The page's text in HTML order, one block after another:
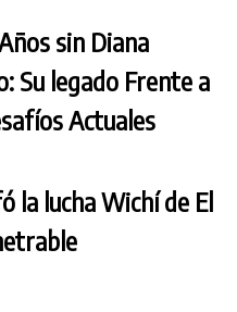
sin Diana
Su legado Frente a
Actuales
la lucha Wichí de El